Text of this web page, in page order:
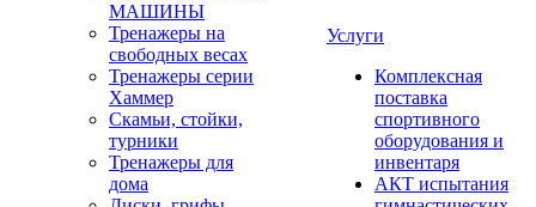
МАШИНЫ
Тренажеры на
свободных весах
Тренажеры серии
Хаммер
Скамьи, стойки,
турники
Тренажеры для
дома
Услуги
Комплексная
поставка
спортивного
оборудования и
инвентаря
АКТ испытания